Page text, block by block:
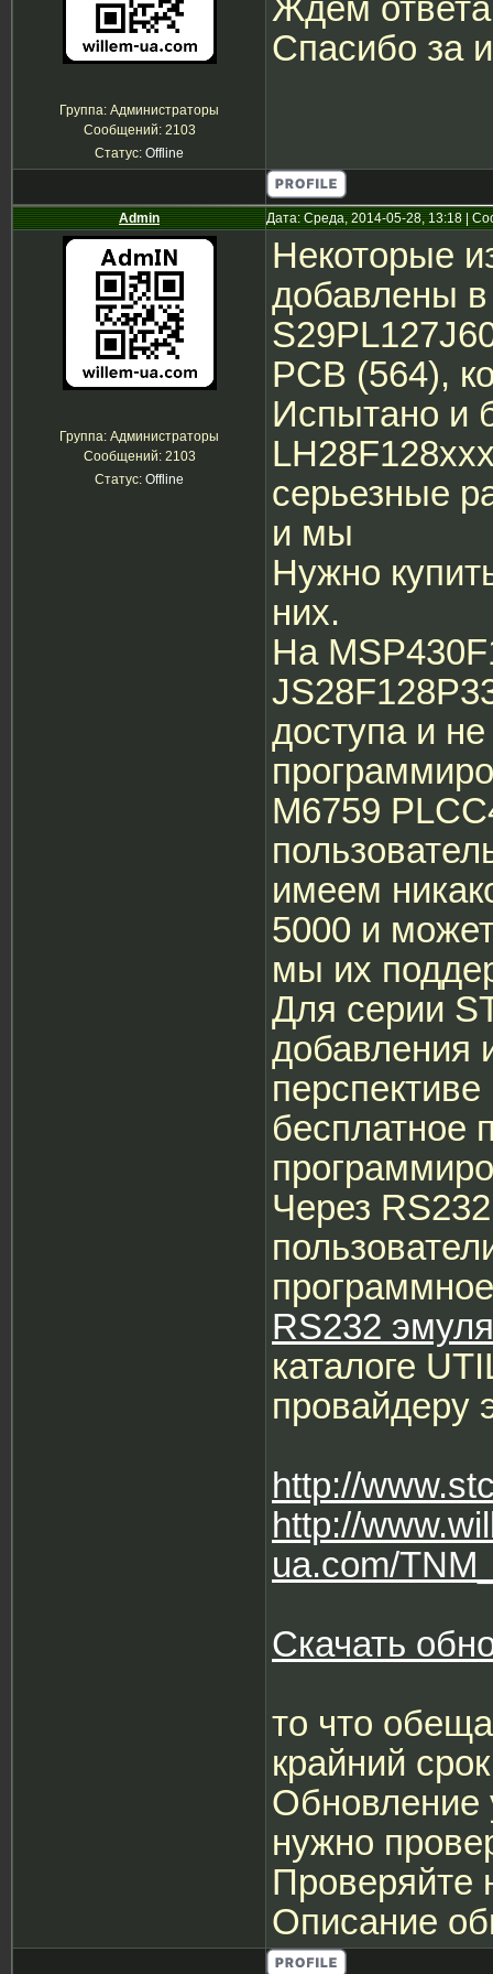
Группа: Администраторы
Сообщений: 2103
Статус: Offline
Ждем
Спасибо за
Admin Дата: Среда, 2014-05-28, 13:18 |
Группа: Администраторы
Сообщений: 2103
Статус: Offline
Некоторые
добавлены
PCB (564),
Испытано и
серьезные
и мы
Нужно
них.
На
доступа и
M6759
имеем
5000 и
мы их
Для серии
добавления
бесплатное
Через
RS232
каталоге
провайдеру
http://
http://
ua.com/
Скачать
то что
крайний
Обновление
нужно
Проверяйте
Описание